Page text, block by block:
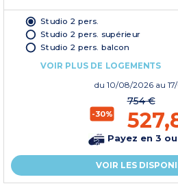
Studio 2 pers.
Studio 2 pers. supérieur
Studio 2 pers. balcon
VOIR PLUS DE LOGEMENTS
du 10/08/2026 au
-30%
754 €
Payez en 3
VOIR LES